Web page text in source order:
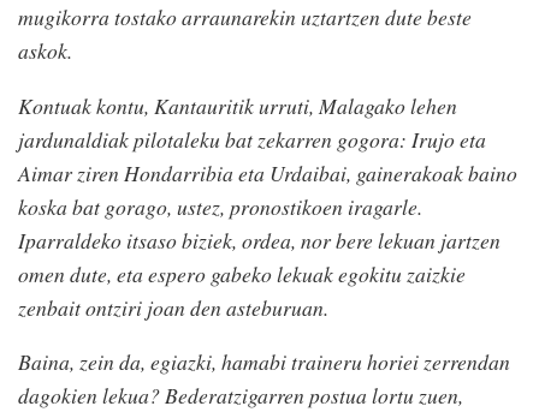
mugikorra tostako arraunarekin uztartzen dute beste
askok.
Kontuak kontu, Kantauritik urruti, Malagako lehen
jardunaldiak pilotaleku bat zekarren gogora: Irujo eta
Aimar ziren Hondarribia eta Urdaibai, gainerakoak baino
koska bat gorago, ustez, pronostikoen iragarle.
Iparraldeko itsaso biziek, ordea, nor bere lekuan jartzen
omen dute, eta espero gabeko lekuak egokitu zaizkie
zenbait ontziri joan den asteburuan.
Baina, zein da, egiazki, hamabi traineru horiei zerrendan
dagokien lekua? Bederatzigarren postua lortu zuen,